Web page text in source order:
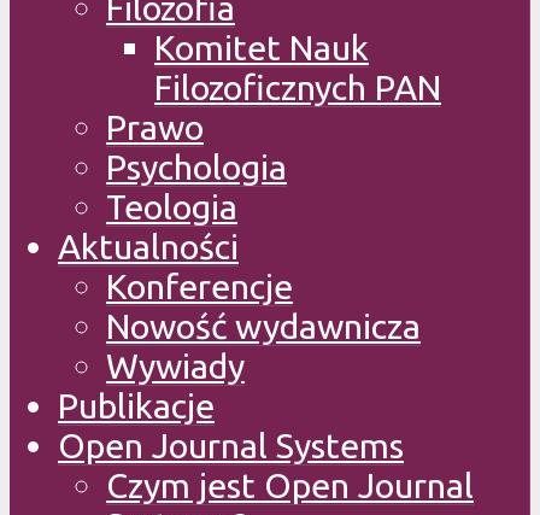
Komitet Nauk
Filozoficznych PAN
Prawo
Psychologia
Teologia
Aktualności
Konferencje
Nowość wydawnicza
Wywiady
Publikacje
Open Journal Systems
Czym jest Open Journal